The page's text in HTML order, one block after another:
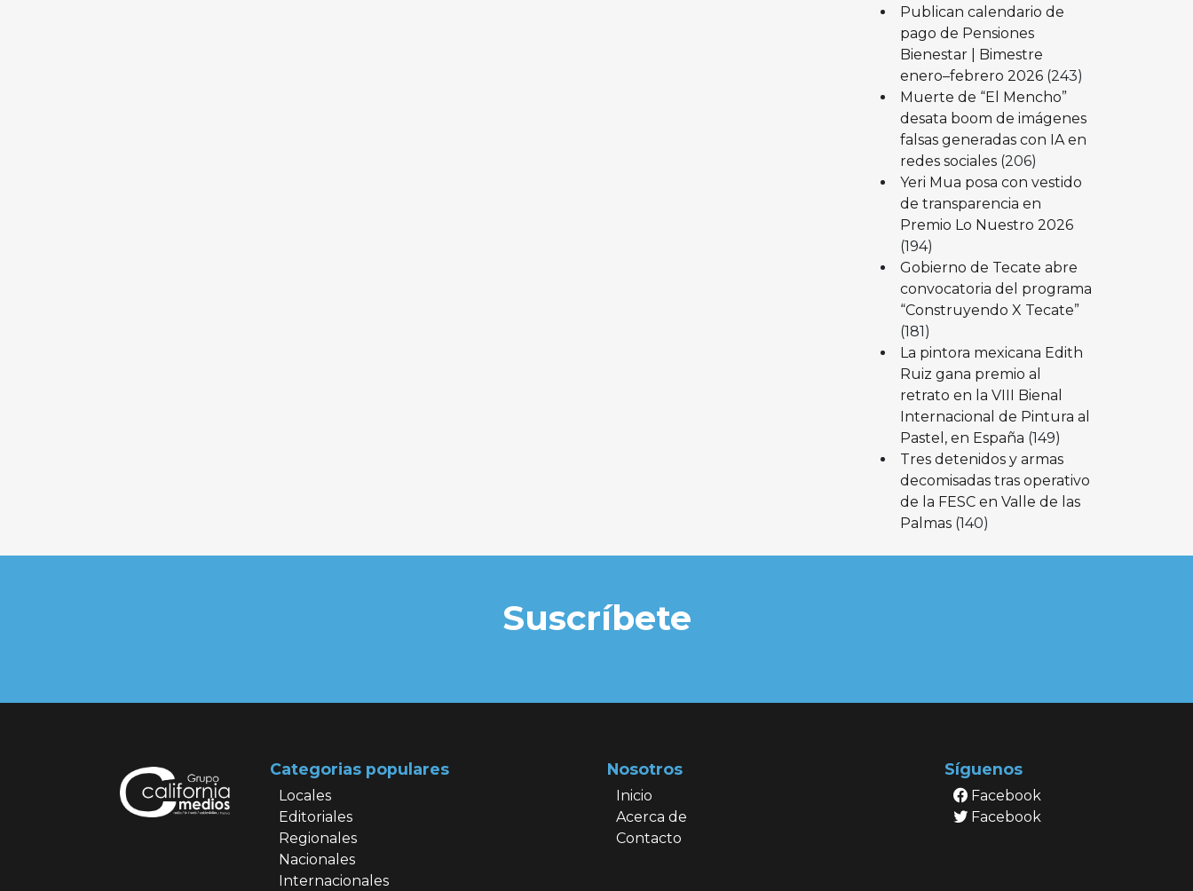
Publican calendario de
pago de Pensiones
Bienestar | Bimestre
enero–febrero 2026 (243)
Muerte de “El Mencho”
desata boom de imágenes
falsas generadas con IA en
redes sociales (206)
Yeri Mua posa con vestido
de transparencia en
Premio Lo Nuestro 2026
(194)
Gobierno de Tecate abre
convocatoria del programa
“Construyendo X Tecate”
(181)
La pintora mexicana Edith
Ruiz gana premio al
retrato en la VIII Bienal
Internacional de Pintura al
Pastel, en España (149)
Tres detenidos y armas
decomisadas tras operativo
de la FESC en Valle de las
Palmas (140)
Suscríbete
Categorias populares
Locales
Editoriales
Regionales
Nacionales
Internacionales
Nosotros
Inicio
Acerca de
Contacto
Síguenos
Facebook
Facebook